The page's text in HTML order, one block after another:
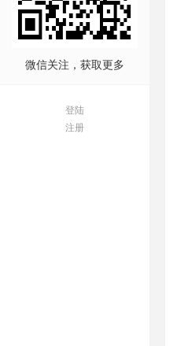
微信关注，获取更多
登陆
注册